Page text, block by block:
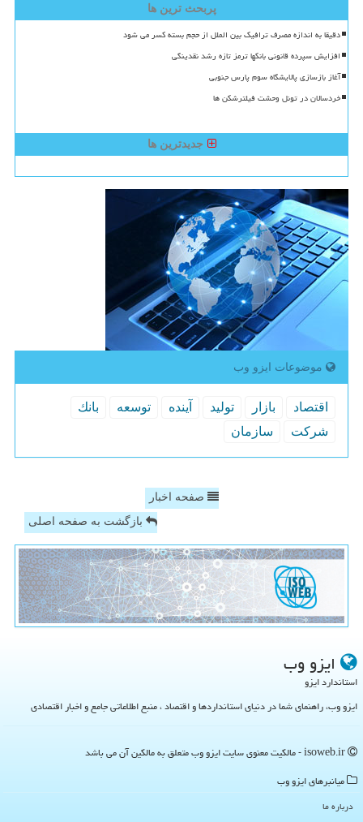
پربحث ترین ها
دقیقا به اندازه مصرف ترافیک بین الملل از حجم بسته کسر می شود
افزایش سپرده قانونی بانکها ترمز تازه رشد نقدینگی
آغاز بازسازی پالایشگاه سوم پارس جنوبی
خردسالان در تونل وحشت فیلترشکن ها
جدیدترین ها
موضوعات ایزو وب
اقتصاد بازار تولید آینده توسعه
بانك
شركت
سازمان
صفحه اخبار
بازگشت به صفحه اصلی
ایزو وب
استاندارد ایزو
ایزو وب، راهنمای شما در دنیای استانداردها و اقتصاد ، منبع اطلاعاتی جامع و اخبار اقتصادی
میانبرهای ایزو وب
درباره ما